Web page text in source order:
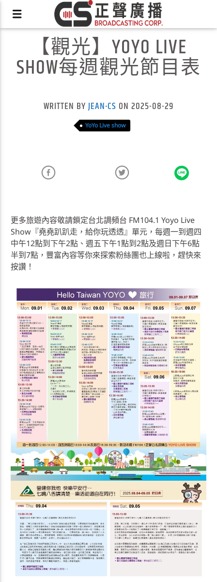
X
【觀光】YOYO LIVE
SHOW每週觀光節目表
WRITTEN BY JEAN-CS ON 2025-08-29
YoYo Live show
更多旅遊內容敬請鎖定台北調頻台 FM104.1 Yoyo Live
Show『堯堯趴趴走，給你玩透透』單元，每週一到週四
中午12點到下午2點、週五下午1點到2點及週日下午6點
半到7點，豐富內容等你來探索粉絲團也上線啦，趕快來
按讚！